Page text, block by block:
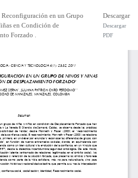
en un Grupo
en Condición de
Forzado .
Descargar
Descargar
PDF